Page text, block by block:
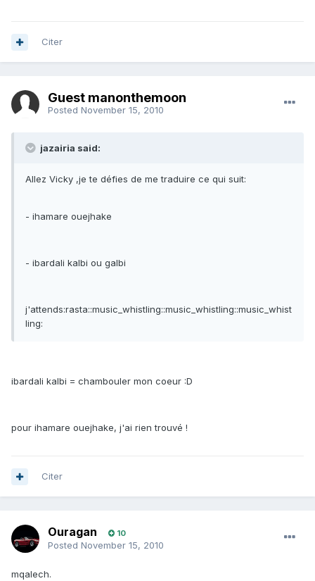
Citer
Guest manonthemoon
Posted November 15, 2010
jazairia said:
Allez Vicky ,je te défies de me traduire ce qui suit:
- ihamare ouejhake
- ibardali kalbi ou galbi
j'attends:rasta::music_whistling::music_whistling::music_whist
ling:
ibardali kalbi = chambouler mon coeur :D
pour ihamare ouejhake, j'ai rien trouvé !
Citer
Ouragan 10
Posted November 15, 2010
mqalech.